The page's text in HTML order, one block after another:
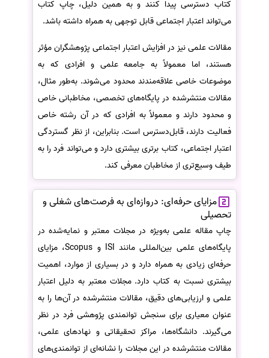
کتاب دسترسی پیدا کنند و به همین دلیل، چاپ کتاب
می‌تواند اعتبار اجتماعی قابل توجهی به همراه داشته باشد.
مقالات علمی نیز در افزایش اعتبار اجتماعی پژوهشگران مؤثر
هستند، اما معمولاً به جامعه علمی و افرادی که به
موضوعات خاصی علاقه‌مندند محدود می‌شوند. به‌طور مثال،
مقالات منتشرشده در پایگاه‌های تخصصی، مخاطبانی خاص
و محدود دارند و معمولاً به افرادی که در آن رشته خاص
فعالیت دارند، قابل‌دسترس است. بنابراین، از نظر گستردگی
اعتبار اجتماعی، کتاب برتری بیشتری دارد و می‌تواند فرد را به
طیف وسیع‌تری از مخاطبان معرفی کند.
مزایای حرفه‌ای: دروازه‌ای به فرصت‌های شغلی و
تحصیلی
چاپ مقاله علمی به‌ویژه در مجلات معتبر و نمایه‌شده در
پایگاه‌های علمی بین‌المللی مانند ISI و Scopus، مزایای
حرفه‌ای زیادی به همراه دارد و در بسیاری از موارد، اهمیت
بیشتری نسبت به کتاب دارد. مجلات معتبر به دلیل اعتبار
علمی و ارزیابی‌های دقیق، مقالات منتشرشده در آن‌ها را به
عنوان معیاری برای سنجش توانمندی پژوهشی فرد در نظر
می‌گیرند. دانشگاه‌ها، مراکز تحقیقاتی و نهادهای علمی،
مقالات منتشرشده در این مجلات را نشانه‌ای از توانمندی‌های